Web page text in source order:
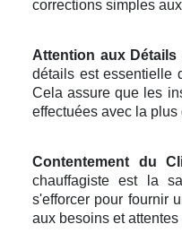
corrections simples
Attention aux Détails
détails est essentielle
Cela assure que les
effectuées avec la plus
Contentement du
chauffagiste est la
s'efforcer pour fournir
aux besoins et